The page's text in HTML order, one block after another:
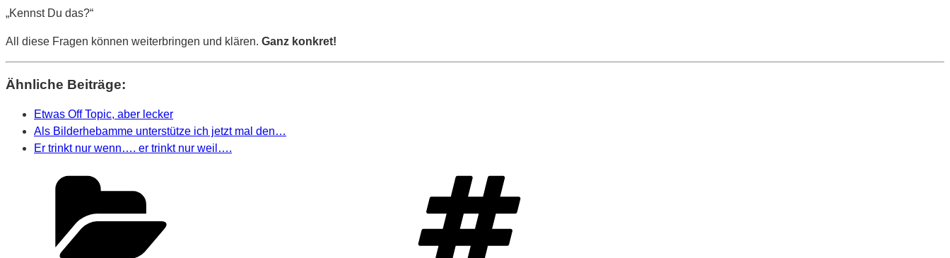
„Kennst Du das?“
All diese Fragen können weiterbringen und klären. Ganz konkret!
Ähnliche Beiträge:
Etwas Off Topic, aber lecker
Als Bilderhebamme unterstütze ich jetzt mal den…
Er trinkt nur wenn…. er trinkt nur weil….